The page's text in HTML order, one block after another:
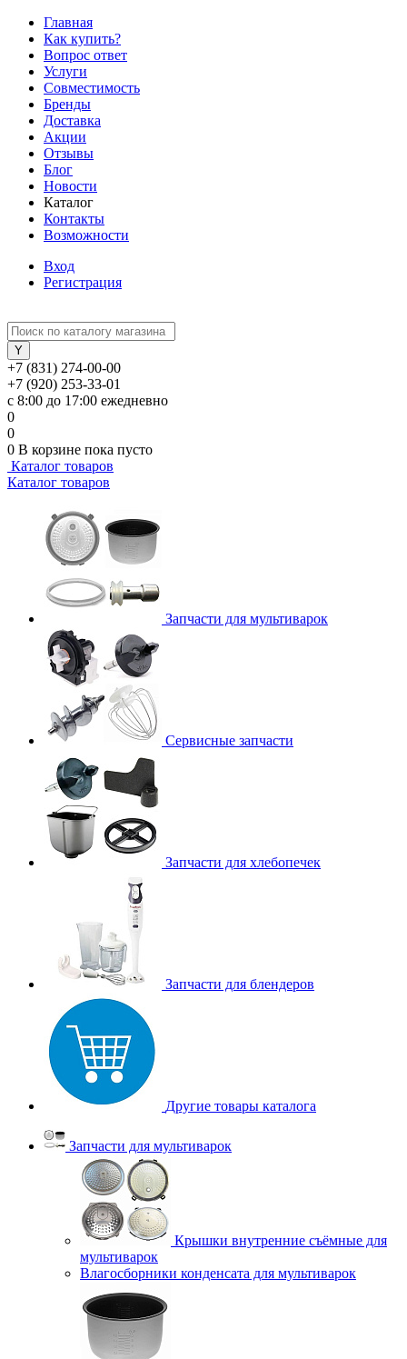
Главная
Как купить?
Вопрос ответ
Услуги
Совместимость
Бренды
Доставка
Акции
Отзывы
Блог
Новости
Каталог
Контакты
Возможности
Вход
Регистрация
+7 (831) 274-00-00
+7 (920) 253-33-01
с 8:00 до 17:00 ежедневно
0
0
0 В корзине пока пусто
Каталог товаров
Каталог товаров
Запчасти для мультиварок
Сервисные запчасти
Запчасти для хлебопечек
Запчасти для блендеров
Другие товары каталога
Запчасти для мультиварок
Крышки внутренние съёмные для
мультиварок
Влагосборники конденсата для мультиварок